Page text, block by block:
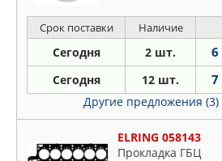
Срок поставки Наличие
Сегодня 2 шт. 6
Сегодня 12 шт. 7
Другие предложения (3)
ELRING 058143
Прокладка ГБЦ